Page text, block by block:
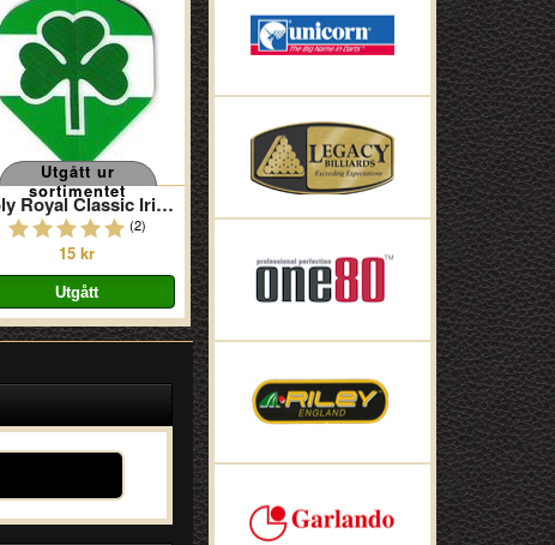
Utgått ur
sortimentet
Poly Royal Classic Irish
(2)
15 kr